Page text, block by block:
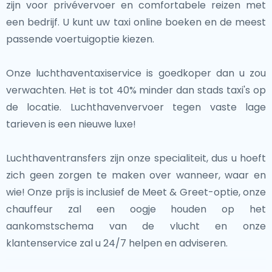
De Tsjechische Republiek biedt een heerlijke mix van
historische bezienswaardigheden, natuurlijke
schoonheid en levendige cultuur. Of je nu geniet van
verkent of door charmante stadjes wandelt, dit land
belooft een onvergetelijke ervaring.
Deze nabijgelegen steden, allemaal op korte afstand
van Tsjechië, bieden uitstekende mogelijkheden om de
rijke culturele en historische tapijten van Centraal-
bezoekt of de kastelen van Dresden, deze
bestemmingen bieden diverse en verrijkende
ervaringen op slechts een korte trip van Praag.
zijn voor privévervoer en comfortabele reizen met
een bedrijf. U kunt uw taxi online boeken en de meest
passende voertuigoptie kiezen.
Onze luchthaventaxiservice is goedkoper dan u zou
verwachten. Het is tot 40% minder dan stads taxi's op
de locatie. Luchthavenvervoer tegen vaste lage
tarieven is een nieuwe luxe!
Luchthaventransfers zijn onze specialiteit, dus u hoeft
zich geen zorgen te maken over wanneer, waar en
wie! Onze prijs is inclusief de Meet & Greet-optie, onze
chauffeur zal een oogje houden op het
aankomstschema van de vlucht en onze
klantenservice zal u 24/7 helpen en adviseren.